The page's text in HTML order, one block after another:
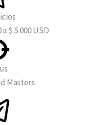
$ 5.000 USD
Masters